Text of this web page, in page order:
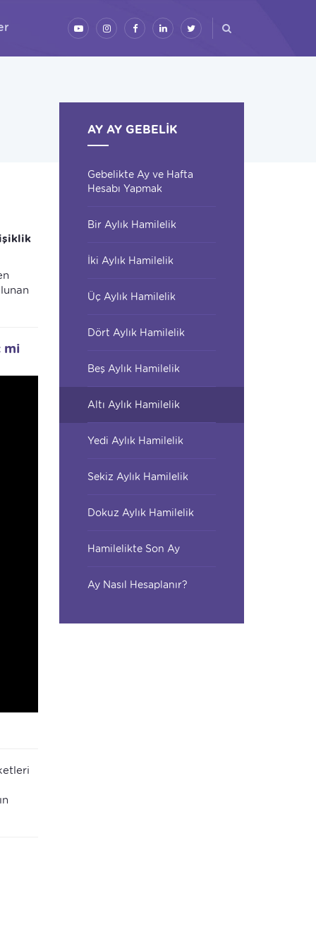
mi
AY AY GEBELIK
Gebelikte Ay ve Hafta
Hesabı Yapmak
Bir Aylık Hamilelik
İki Aylık Hamilelik
Üç Aylık Hamilelik
Dört Aylık Hamilelik
Beş Aylık Hamilelik
Altı Aylık Hamilelik
Yedi Aylık Hamilelik
Sekiz Aylık Hamilelik
Dokuz Aylık Hamilelik
Hamilelikte Son Ay
Ay Nasıl Hesaplanır?